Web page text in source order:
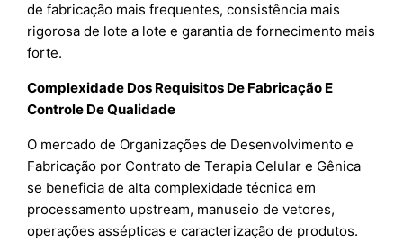
de fabricação mais frequentes, consistência mais
rigorosa de lote a lote e garantia de fornecimento mais
forte.
Complexidade Dos Requisitos De Fabricação E
Controle De Qualidade
O mercado de Organizações de Desenvolvimento e
Fabricação por Contrato de Terapia Celular e Gênica
se beneficia de alta complexidade técnica em
processamento upstream, manuseio de vetores,
operações assépticas e caracterização de produtos.